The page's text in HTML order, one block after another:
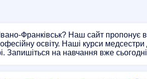
Франківськ? Наш сайт пропонує
освіту. Наші курси
Запишіться на навчання вже